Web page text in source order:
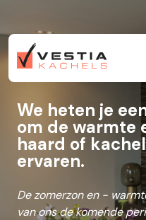
We heten je
om de warmte
haard of
ervaren.
De zomerzon en -
van ons de komende